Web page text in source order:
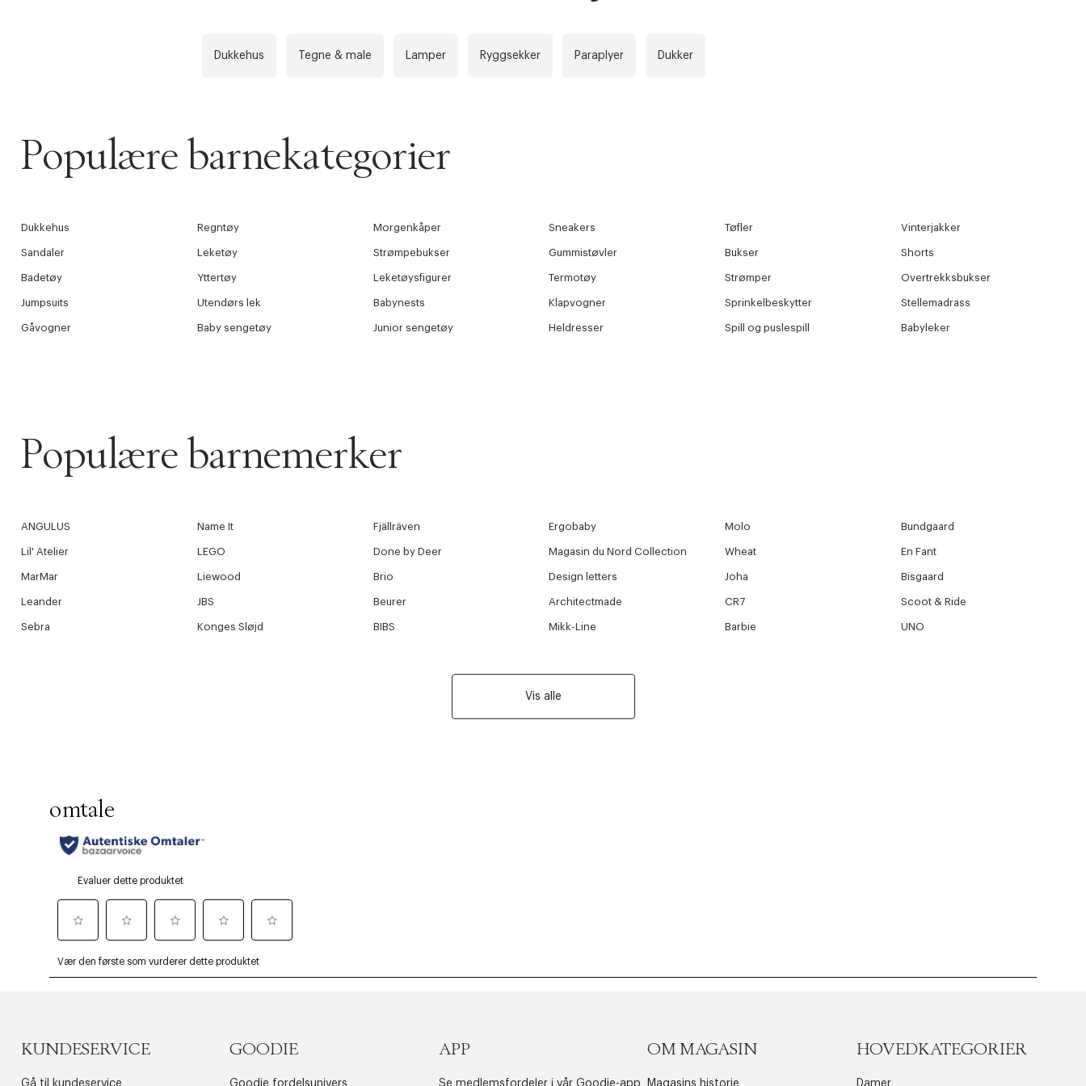
Dukkehus Tegne & male Lamper Ryggsekker Paraplyer Dukker
Populære barnekategorier
Dukkehus Regntøy Morgenkåper Sneakers Tøfler Vinterjakker
Sandaler Leketøy Strømpebukser Gummistøvler Bukser Shorts
Badetøy Yttertøy Leketøysfigurer Termotøy Strømper Overtrekksbukser
Jumpsuits Utendørs lek Babynests Klapvogner Sprinkelbeskytter Stellemadrass
Gåvogner Baby sengetøy Junior sengetøy Heldresser Spill og puslespill Babyleker
Populære barnemerker
ANGULUS Name It Fjällräven Ergobaby Molo Bundgaard
Lil' Atelier LEGO Done by Deer Magasin du Nord Collection Wheat En Fant
MarMar Liewood Brio Design letters Joha Bisgaard
Leander JBS Beurer Architectmade CR7 Scoot & Ride
Sebra Konges Sløjd BIBS Mikk-Line Barbie UNO
Vis alle
KUNDESERVICE
Gå til kundeservice
GOODIE
Goodie fordelsunivers
APP
Se medlemsfordeler i vår Goodie-app
OM MAGASIN
Magasins historie
HOVEDKATEGORIER
Damer